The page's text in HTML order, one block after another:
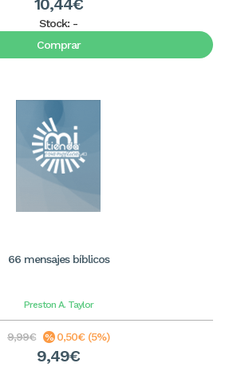
10,44€
Stock: -
Comprar
66 mensajes bíblicos
Preston A. Taylor
9,99€ 0,50€ (5%)
9,49€